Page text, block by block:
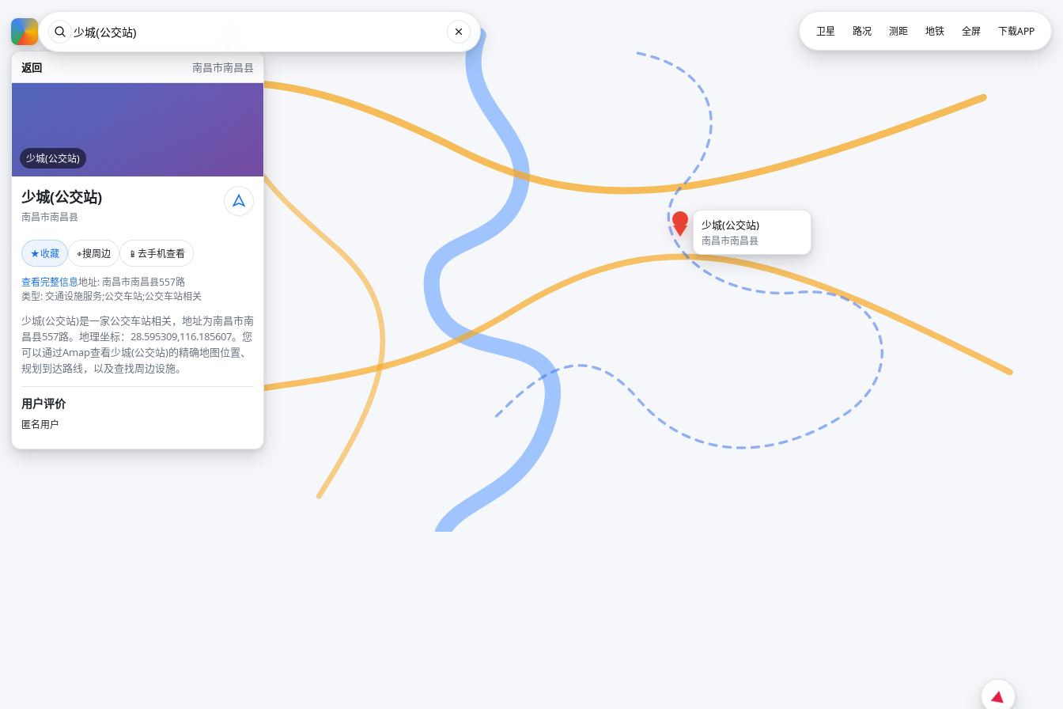
返回 南昌市南昌县
少城(公交站)
少城(公交站)
南昌市南昌县
★收藏 ⌖搜周边 📱 去手机查看
查看完整信息地址: 南昌市南昌县557路
类型: 交通设施服务;公交车站;公交车站相关
少城(公交站)是一家公交车站相关，地址为南昌市南
昌县557路。地理坐标：28.595309,116.185607。您
可以通过Amap查看少城(公交站)的精确地图位置、
规划到达路线，以及查找周边设施。
用户评价
匿名用户
少城(公交站)
南昌市南昌县
卫星 路况 测距 地铁 全屏 下载APP